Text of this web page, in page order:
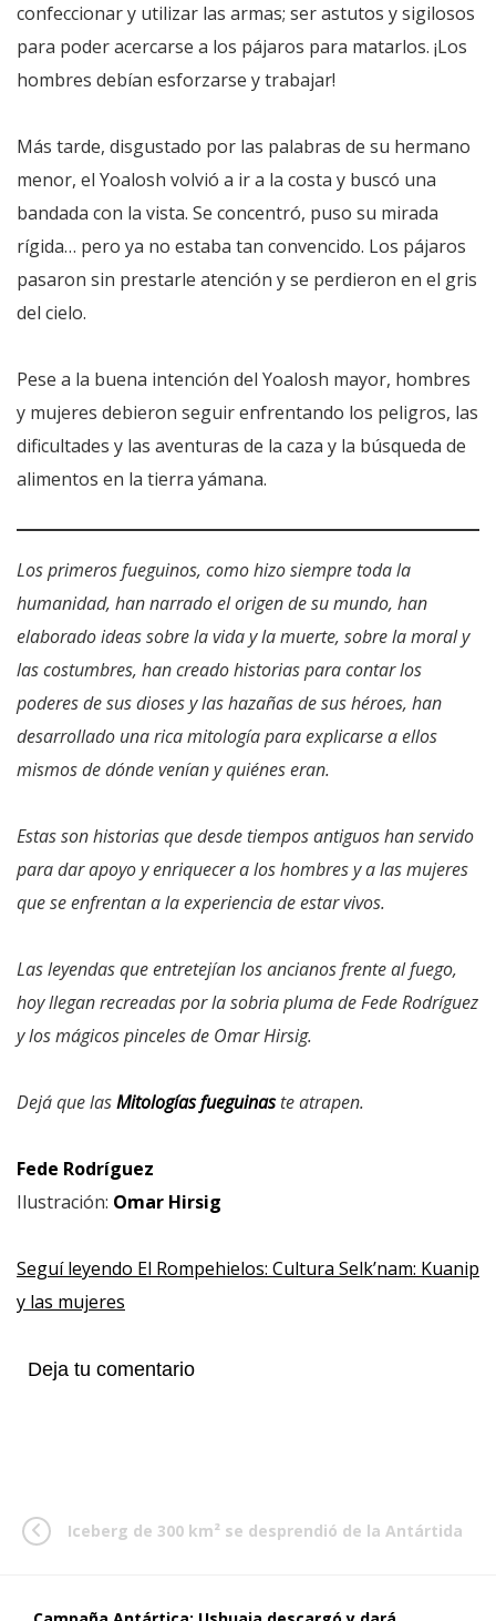
confeccionar y utilizar las armas; ser astutos y sigilosos
para poder acercarse a los pájaros para matarlos. ¡Los
hombres debían esforzarse y trabajar!
Más tarde, disgustado por las palabras de su hermano
menor, el Yoalosh volvió a ir a la costa y buscó una
bandada con la vista. Se concentró, puso su mirada
rígida… pero ya no estaba tan convencido. Los pájaros
pasaron sin prestarle atención y se perdieron en el gris
del cielo.
Pese a la buena intención del Yoalosh mayor, hombres
y mujeres debieron seguir enfrentando los peligros, las
dificultades y las aventuras de la caza y la búsqueda de
alimentos en la tierra yámana.
Los primeros fueguinos, como hizo siempre toda la
humanidad, han narrado el origen de su mundo, han
elaborado ideas sobre la vida y la muerte, sobre la moral y
las costumbres, han creado historias para contar los
poderes de sus dioses y las hazañas de sus héroes, han
desarrollado una rica mitología para explicarse a ellos
mismos de dónde venían y quiénes eran.
Estas son historias que desde tiempos antiguos han servido
para dar apoyo y enriquecer a los hombres y a las mujeres
que se enfrentan a la experiencia de estar vivos.
Las leyendas que entretejían los ancianos frente al fuego,
hoy llegan recreadas por la sobria pluma de Fede Rodríguez
y los mágicos pinceles de Omar Hirsig.
Dejá que lasMitologías fueguinaste atrapen.
Fede Rodríguez
Ilustración: Omar Hirsig
Seguí leyendo El Rompehielos: Cultura Selk’nam: Kuanip
y las mujeres
Deja tu comentario
Iceberg de 300 km² se desprendió de la Antártida